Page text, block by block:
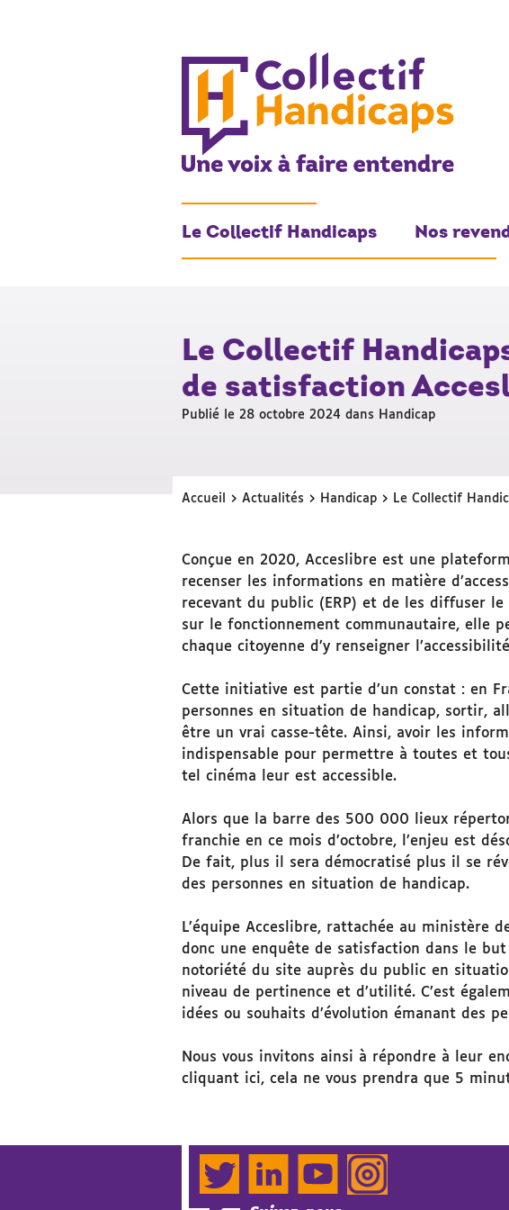
Le Collectif Handicaps Nos
Le Collectif
de satisfaction
Publié le 28 octobre 2024 dans Handicap
Accueil › Actualités › Handicap › Le Collectif Handicaps
Conçue en 2020, Acceslibre est une
recenser les informations en matière
recevant du public (ERP) et de les diffuser
sur le fonctionnement communautaire, elle
chaque citoyenne d’y renseigner
Cette initiative est partie d’un constat : en
personnes en situation de handicap, sortir,
être un vrai casse-tête. Ainsi, avoir les
indispensable pour permettre à toutes et
tel cinéma leur est accessible.
Alors que la barre des 500 000 lieux
franchie en ce mois d’octobre, l’enjeu est
De fait, plus il sera démocratisé plus il se
des personnes en situation de handicap.
L’équipe Acceslibre, rattachée au ministère
donc une enquête de satisfaction dans le
notoriété du site auprès du public en
niveau de pertinence et d’utilité. C’est
idées ou souhaits d’évolution émanant des
Nous vous invitons ainsi à répondre à leur
cliquant ici, cela ne vous prendra que 5
TwitterLinkedInYouTube